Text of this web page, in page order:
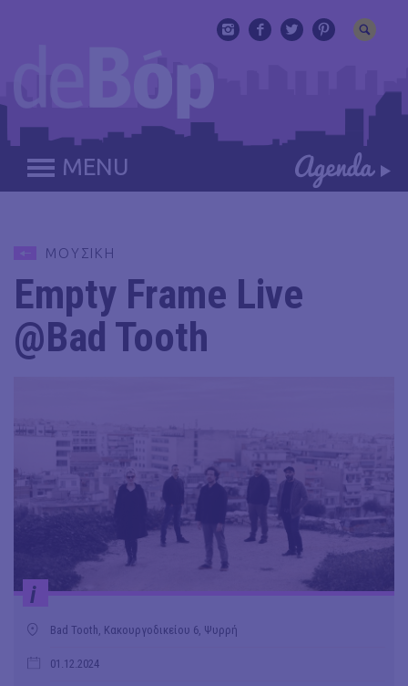
MENU
ΜΟΥΣΙΚΗ
Empty Frame Live
@Bad Tooth
i
Bad Tooth, Κακουργοδικείου 6, Ψυρρή
01.12.2024